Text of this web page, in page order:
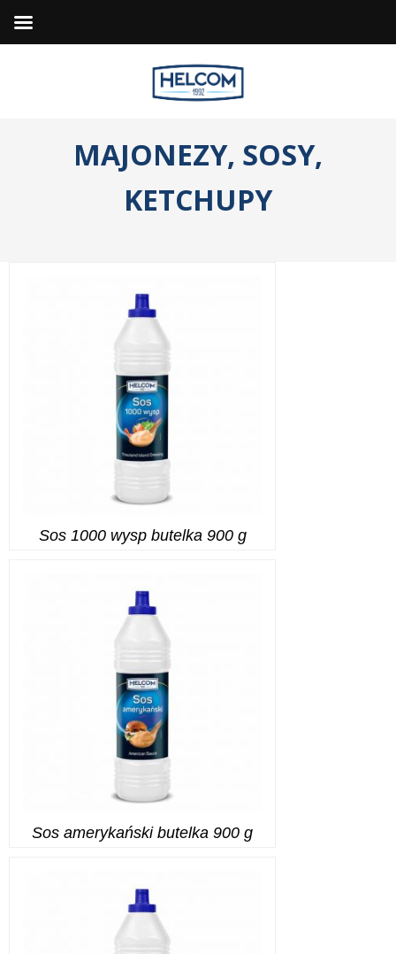
MAJONEZY, SOSY,
KETCHUPY
Sos 1000 wysp butelka 900 g
Sos amerykański butelka 900 g